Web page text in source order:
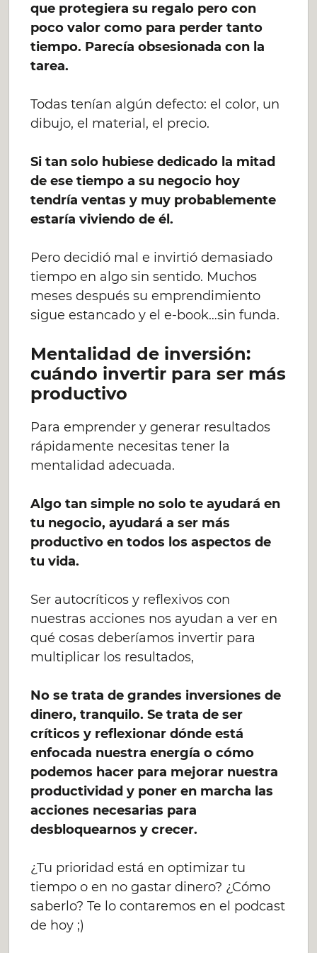
que protegiera su regalo pero con
poco valor como para perder tanto
tiempo. Parecía obsesionada con la
tarea.
Todas tenían algún defecto: el color, un
dibujo, el material, el precio.
Si tan solo hubiese dedicado la mitad
de ese tiempo a su negocio hoy
tendría ventas y muy probablemente
estaría viviendo de él.
Pero decidió mal e invirtió demasiado
tiempo en algo sin sentido. Muchos
meses después su emprendimiento
sigue estancado y el e-book…sin funda.
Mentalidad de inversión:
cuándo invertir para ser más
productivo
Para emprender y generar resultados
rápidamente necesitas tener la
mentalidad adecuada.
Algo tan simple no solo te ayudará en
tu negocio, ayudará a ser más
productivo en todos los aspectos de
tu vida.
Ser autocríticos y reflexivos con
nuestras acciones nos ayudan a ver en
qué cosas deberíamos invertir para
multiplicar los resultados,
No se trata de grandes inversiones de
dinero, tranquilo. Se trata de ser
críticos y reflexionar dónde está
enfocada nuestra energía o cómo
podemos hacer para mejorar nuestra
productividad y poner en marcha las
acciones necesarias para
desbloquearnos y crecer.
¿Tu prioridad está en optimizar tu
tiempo o en no gastar dinero? ¿Cómo
saberlo? Te lo contaremos en el podcast
de hoy ;)